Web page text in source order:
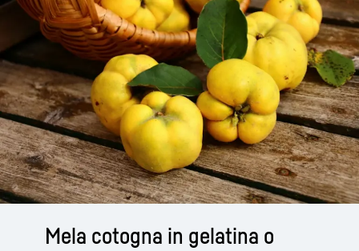
Mela cotogna in gelatina o